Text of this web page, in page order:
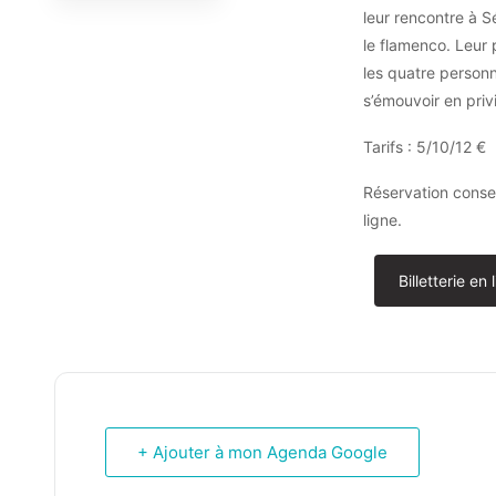
leur rencontre à
le flamenco. Leur
les quatre
s’émouvoir en
Tarifs : 5/10/12 €
Réservation
ligne.
Billetterie en
+ Ajouter à mon Agenda Google